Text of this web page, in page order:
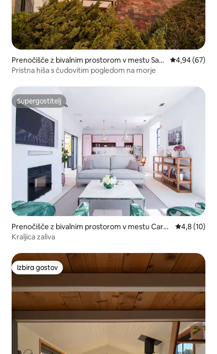
Prenočišče z bivalnim prostorom v mestu Sagr
es
Povprečna
4,94 (67)
Pristna hiša s čudovitim pogledom na morje
Supergostitelj
Supergostitelj
Prenočišče z bivalnim prostorom v mestu Carvo
eiro
Povprečna
4,8 (10)
Kraljica zaliva
Izbira gostov
Izbira gostov